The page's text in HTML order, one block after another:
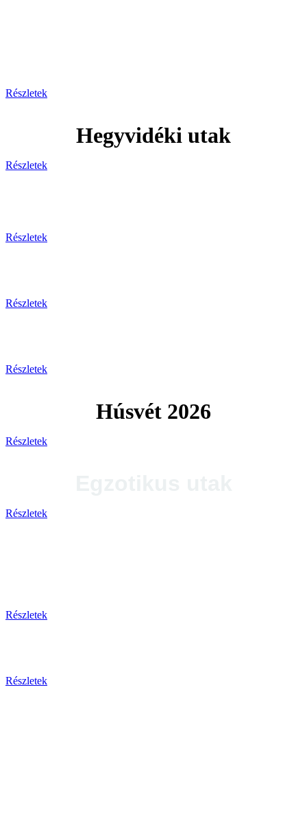
Részletek
Hegyvidéki utak
Részletek
Részletek
Részletek
Részletek
Húsvét 2026
Részletek
Részletek
Részletek
Részletek